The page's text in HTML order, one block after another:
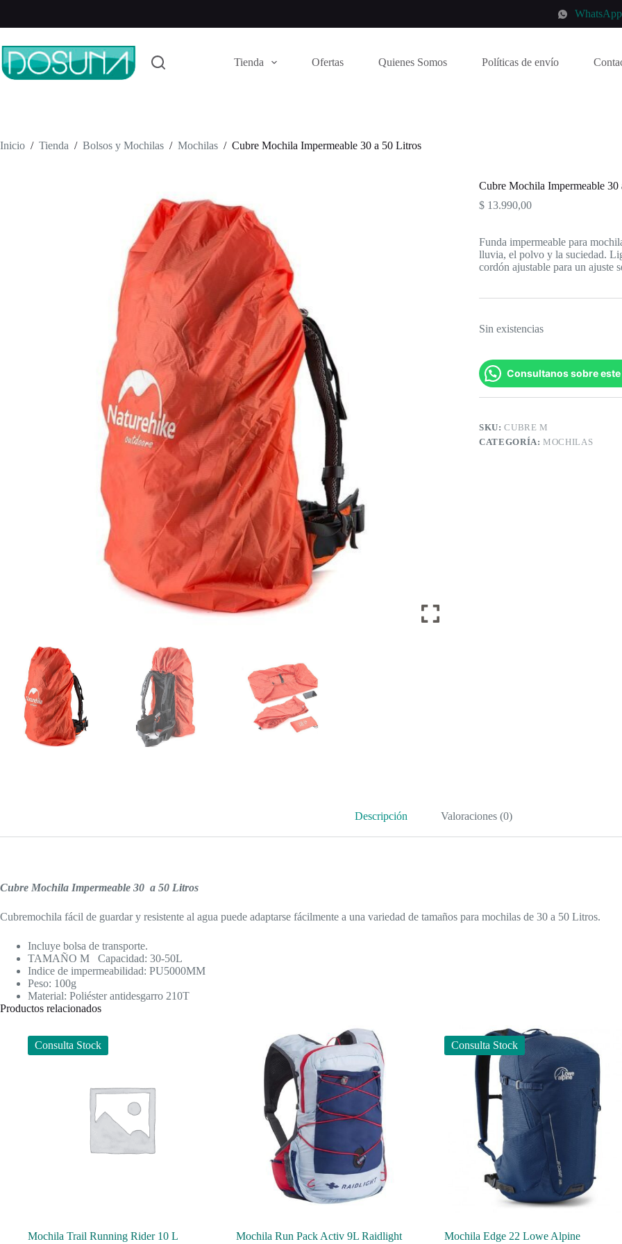
contenido
WhatsApp
Tienda Ofertas Quienes Somos Políticas de envío
Inicio / Tienda / Bolsos y Mochilas / Mochilas / Cubre Mochila Impermeable 30 a 50 Litros
Cubre Mochila Impermeable 30
$ 13.990,00
Funda impermeable para
lluvia, el polvo y la suciedad.
cordón ajustable para un ajuste
Sin existencias
Consultanos sobre
SKU:CUBRE M
CATEGORÍA:MOCHILAS
Descripción Valoraciones (0)
Cubre Mochila Impermeable 30 a 50 Litros
Cubremochila fácil de guardar y resistente al agua puede adaptarse fácilmente a una variedad de tamaños para mochilas de 30 a 50 Litros.
Incluye bolsa de transporte.
TAMAÑO M Capacidad: 30-50L
Indice de impermeabilidad: PU5000MM
Peso: 100g
Material: Poliéster antidesgarro 210T
Productos relacionados
Consulta Stock
Mochila Trail Running Rider 10 L
Mochila Run Pack Activ 9L Raidlight
Consulta Stock
Mochila Edge 22 Lowe Alpine